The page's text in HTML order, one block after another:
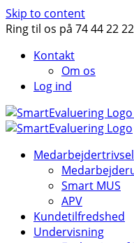
Skip to content
Ring til os på 74 44 22 22
Kontakt
Om os
Log ind
Medarbejdertrivsel
Smart MUS
APV
Kundetilfredshed
Undervisning